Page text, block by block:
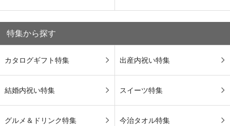
特集から探す
カタログギフト特集 出産内祝い特集
結婚内祝い特集 スイーツ特集
グルメ＆ドリンク特集 今治タオル特集